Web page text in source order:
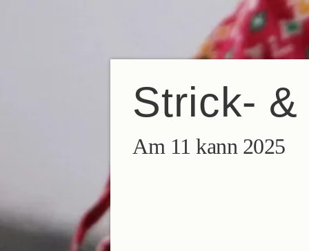
Strick-
Am 11 kann 2025
ESITNL